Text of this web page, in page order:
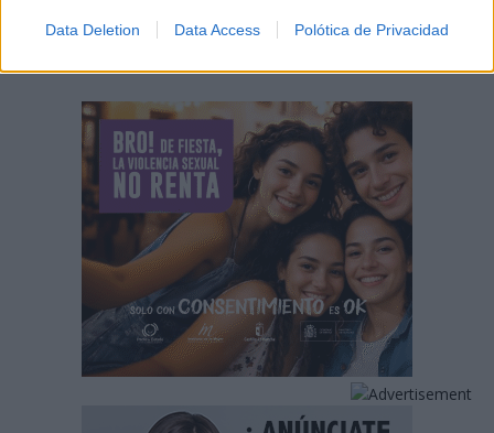
Data Deletion Data Access Polótica de Privacidad